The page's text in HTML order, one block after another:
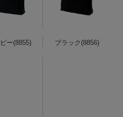
ー(8855) ブラック(8856)